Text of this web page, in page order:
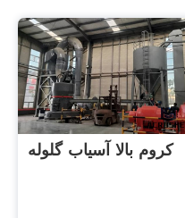
کروم بالا آسیاب گلوله